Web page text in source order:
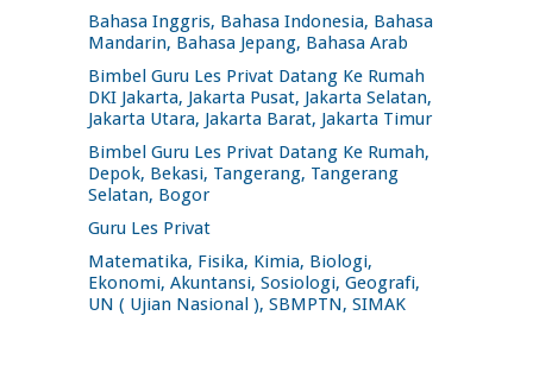
Bahasa Inggris, Bahasa Indonesia, Bahasa
Mandarin, Bahasa Jepang, Bahasa Arab
Bimbel Guru Les Privat Datang Ke Rumah
DKI Jakarta, Jakarta Pusat, Jakarta Selatan,
Jakarta Utara, Jakarta Barat, Jakarta Timur
Bimbel Guru Les Privat Datang Ke Rumah,
Depok, Bekasi, Tangerang, Tangerang
Selatan, Bogor
Guru Les Privat
Matematika, Fisika, Kimia, Biologi,
Ekonomi, Akuntansi, Sosiologi, Geografi,
UN ( Ujian Nasional ), SBMPTN, SIMAK